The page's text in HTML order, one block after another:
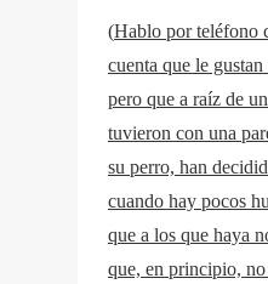
(Hablo por teléfono
cuenta que le
pero que a raíz de
tuvieron con una
su perro, han
cuando hay pocos
que a los que haya
que, en principio,